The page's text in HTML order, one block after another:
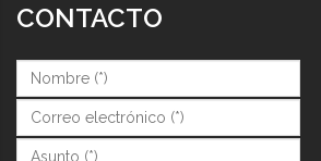
CONTACTO
Nombre (*)*
Correo (*)*
Asunto (*)*